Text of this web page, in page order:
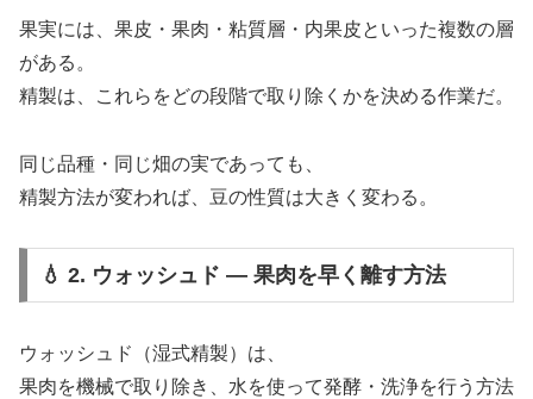
果実には、果皮・果肉・粘質層・内果皮といった複数の層
がある。
精製は、これらをどの段階で取り除くかを決める作業だ。
同じ品種・同じ畑の実であっても、
精製方法が変われば、豆の性質は大きく変わる。
💧 2. ウォッシュド ― 果肉を早く離す方法
ウォッシュド（湿式精製）は、
果肉を機械で取り除き、水を使って発酵・洗浄を行う方法